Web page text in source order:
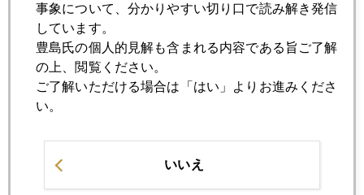
2012年10月18日
金大量保管のNY連銀爆破計画阻止
2012年10月17日
金の落下傘 一日在職で３４億円の退職金もらえる仕組み
2012年10月16日
米中領土問題はサイバー
事象について、分かりやすい切り口で読み解き発信
しています。
豊島氏の個人的見解も含まれる内容である旨ご了解
の上、閲覧ください。
ご了解いただける場合は「はい」よりお進みくださ
い。
いいえ